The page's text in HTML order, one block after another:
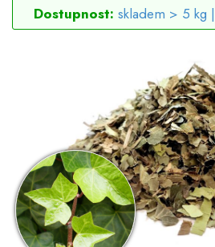
Dostupnost: skladem > 5 kg |